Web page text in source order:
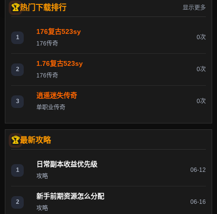
热门下载排行 显示更多
1
176复古523sy
176传奇
0次
2
1.76复古523sy
176传奇
0次
3
逍遥迷失传奇
单职业传奇
0次
最新攻略
1
日常副本收益优先级
攻略
06-12
2
新手前期资源怎么分配
攻略
06-16